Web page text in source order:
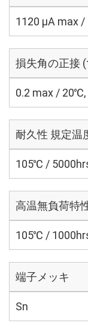
1120 μA max
損失角の正接
0.2 max / 20℃,
耐久性 規定温
105℃ /
高温無負荷特
105℃ /
端子メッキ
Sn